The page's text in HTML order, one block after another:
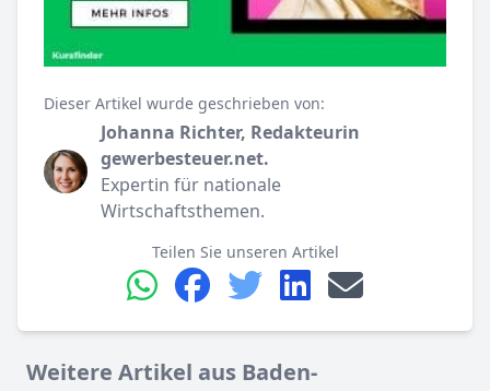
Dieser Artikel wurde geschrieben von:
Johanna Richter, Redakteurin
gewerbesteuer.net.
Expertin für nationale
Wirtschaftsthemen.
Teilen Sie unseren Artikel
Weitere Artikel aus Baden-